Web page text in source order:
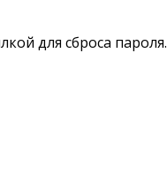
для сброса пароля.